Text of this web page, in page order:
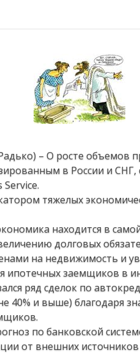
– О росте объемов
в России и
тяжелых
находится в
долговых
на недвижимость и
заемщиков в
ряд сделок по
40% и выше) благодаря
по банковской
от внешних